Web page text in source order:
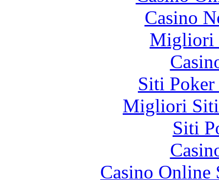
Casino
Migliori
Siti
Migliori Siti
Siti
Casino